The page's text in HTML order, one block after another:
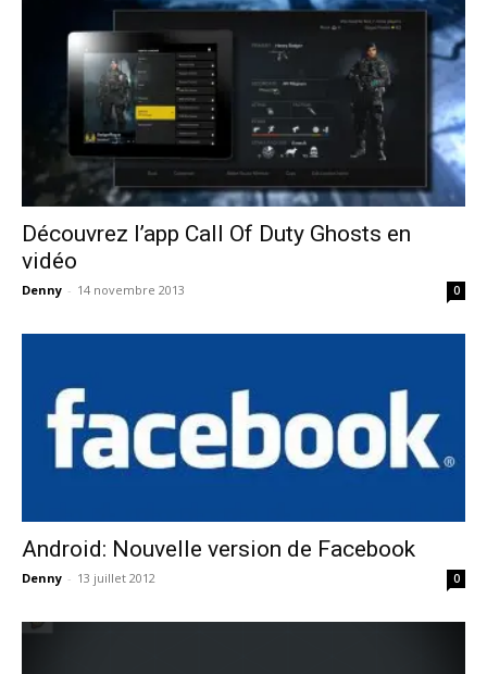
Découvrez l’app Call Of Duty Ghosts en
vidéo
Denny - 14 novembre 2013 0
Android: Nouvelle version de Facebook
Denny - 13 juillet 2012 0